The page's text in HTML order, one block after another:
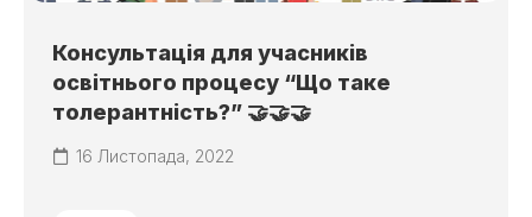
Консультація для учасників
освітнього процесу “Що таке
толерантність?” 🤝🤝🤝
16 Листопада, 2022